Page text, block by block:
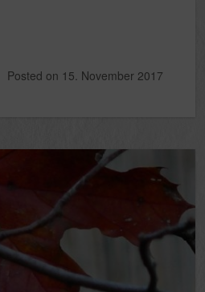
Posted on 15. November 2017